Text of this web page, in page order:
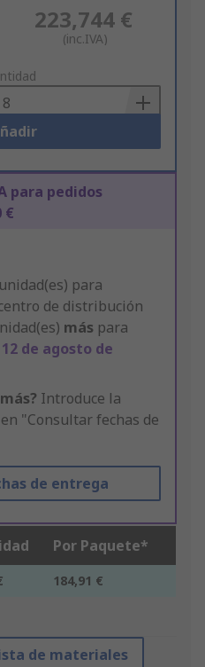
223,744 €
(inc.IVA)
para pedidos
€
unidad(es) para
de distribución
más para
12 de agosto de
Introduce la
"Consultar fechas de
de entrega
Por Paquete*
184,91 €
de materiales